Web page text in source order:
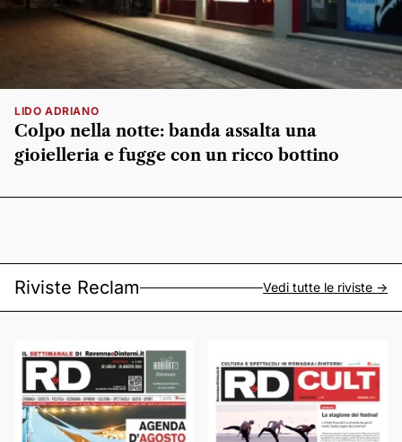
LIDO ADRIANO
Colpo nella notte: banda assalta una
gioielleria e fugge con un ricco bottino
Riviste Reclam Vedi tutte le riviste ->